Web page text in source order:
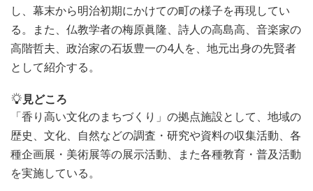
し、幕末から明治初期にかけての町の様子を再現してい
る。また、仏教学者の梅原眞隆、詩人の高島高、音楽家の
高階哲夫、政治家の石坂豊一の4人を、地元出身の先賢者
として紹介する。
見どころ
「香り高い文化のまちづくり」の拠点施設として、地域の
歴史、文化、自然などの調査・研究や資料の収集活動、各
種企画展・美術展等の展示活動、また各種教育・普及活動
を実施している。